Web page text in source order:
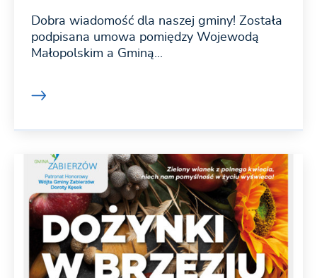
Dobra wiadomość dla naszej gminy! Została
podpisana umowa pomiędzy Wojewodą
Małopolskim a Gminą...